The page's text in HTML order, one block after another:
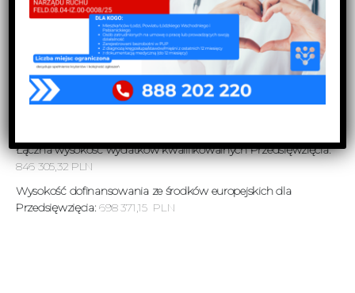
przez CLAUDIUS GALEN MEDICA POLSKA Sp. z o.o.
w CENTRUM REHABILITACJI I MEDYCYNY PEDIATRYCZNEJ
„REHABILIKA” w Łodzi jest podniesienie dostępności podmiotu
leczniczego udzielającego świadczeń AOS dla osób
z szczególnymi potrzebami, polegające na realizacji zadań
umożliwiających spełnienie określonych wymagań zawartych
w Standardzie Dostępności AOS oraz zwiększenie jakości
Łączna wysokość wydatków kwalifikowalnych Przedsięwzięcia:
846 305,32 PLN
Wysokość dofinansowania ze środków europejskich dla
Przedsięwzięcia:698 371,15 PLN